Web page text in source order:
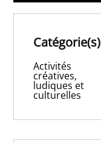
Catégorie(s)
Activités
créatives,
ludiques et
culturelles